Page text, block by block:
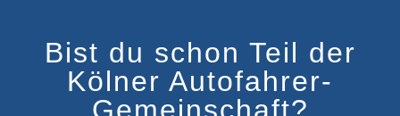
Bist du schon Teil der
Kölner Autofahrer-